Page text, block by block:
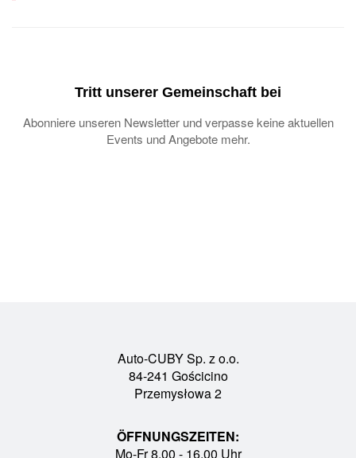
Tritt unserer Gemeinschaft bei
Abonniere unseren Newsletter und verpasse keine aktuellen
Events und Angebote mehr.
Auto-CUBY Sp. z o.o.
84-241 Gościcino
Przemysłowa 2
ÖFFNUNGSZEITEN:
Mo-Fr 8.00 - 16.00 Uhr